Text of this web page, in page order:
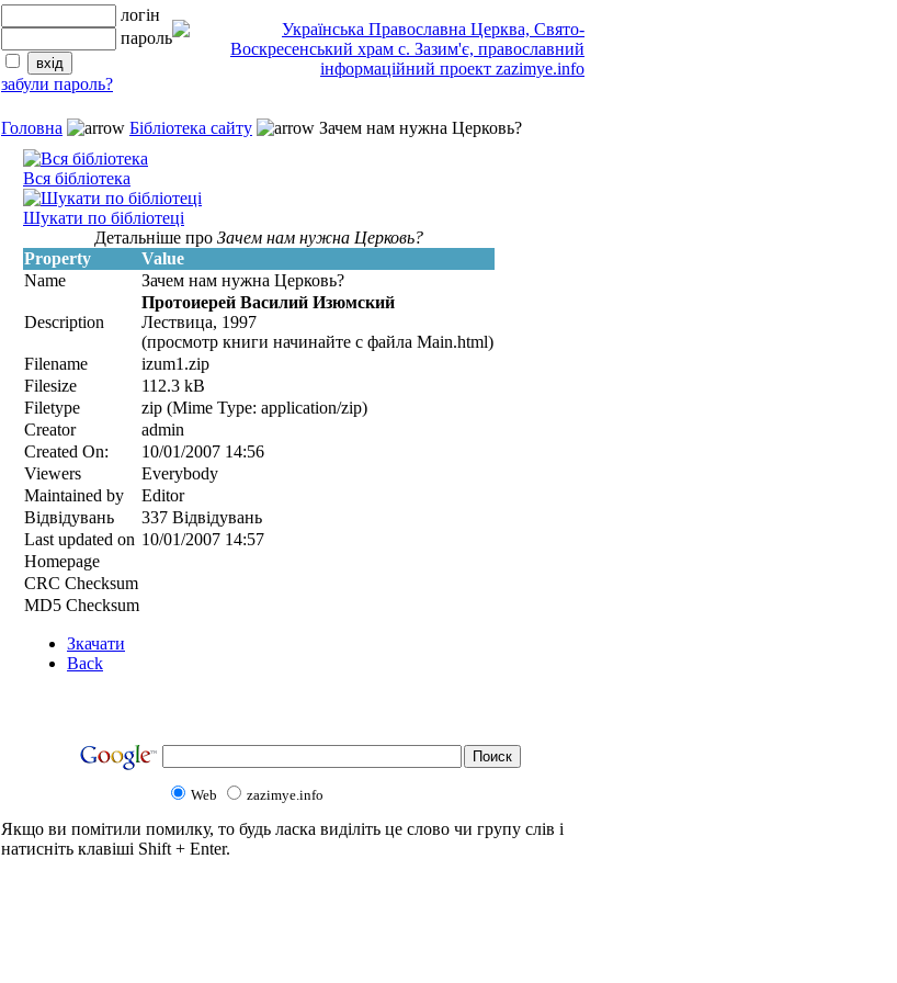
логін
пароль
забули пароль?
Головна Бібліотека сайту Зачем нам нужна Церковь?
Вся бібліотека
Шукати по бібліотеці
Детальніше про Зачем нам нужна Церковь?
Property
Value
Name
Зачем нам нужна Церковь?
Description
Протоиерей Василий Изюмский
Лествица, 1997
(просмотр книги начинайте с файла Main.html)
Filename
izum1.zip
Filesize
112.3 kB
Filetype
zip (Mime Type: application/zip)
Creator
admin
Created On:
10/01/2007 14:56
Viewers
Everybody
Maintained by
Editor
Відвідувань
337 Відвідувань
Last updated on 10/01/2007 14:57
Homepage
CRC Checksum
MD5 Checksum
Зкачати
Back
Web zazimye.info
Якщо ви помітили помилку, то будь ласка виділіть це слово чи групу слів і
натисніть клавіші Shift + Enter.